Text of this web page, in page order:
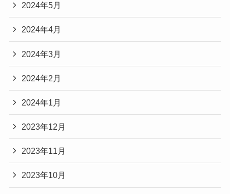
2024年5月
2024年4月
2024年3月
2024年2月
2024年1月
2023年12月
2023年11月
2023年10月